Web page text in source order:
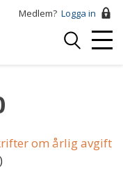
Medlem? Logga in
Logga
om årlig avgift